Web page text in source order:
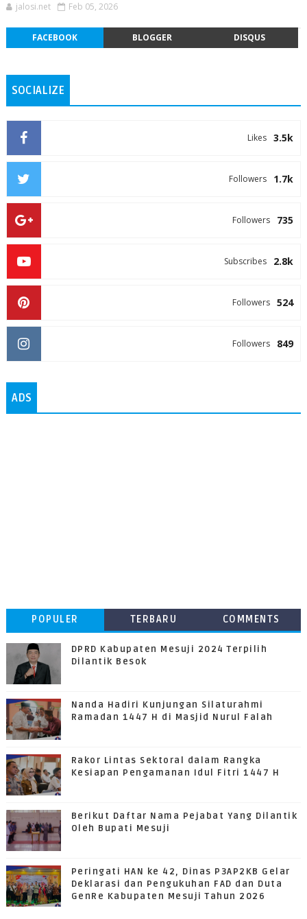
jalosi.net Feb 05, 2026
FACEBOOK BLOGGER DISQUS
SOCIALIZE
3.5k
Likes
1.7k
Followers
735
Followers
2.8k
Subscribes
524
Followers
849
Followers
ADS
POPULER TERBARU COMMENTS
DPRD Kabupaten Mesuji 2024 Terpilih
Dilantik Besok
Nanda Hadiri Kunjungan Silaturahmi
Ramadan 1447 H di Masjid Nurul Falah
Rakor Lintas Sektoral dalam Rangka
Kesiapan Pengamanan Idul Fitri 1447 H
Berikut Daftar Nama Pejabat Yang Dilantik
Oleh Bupati Mesuji
Peringati HAN ke 42, Dinas P3AP2KB Gelar
Deklarasi dan Pengukuhan FAD dan Duta
GenRe Kabupaten Mesuji Tahun 2026